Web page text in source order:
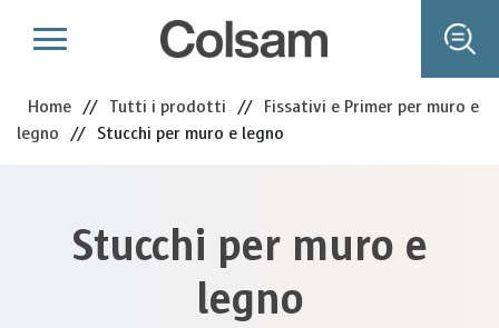
Home // Tutti i prodotti // Fissativi e Primer per muro e
legno // Stucchi per muro e legno
Stucchi per muro e
legno